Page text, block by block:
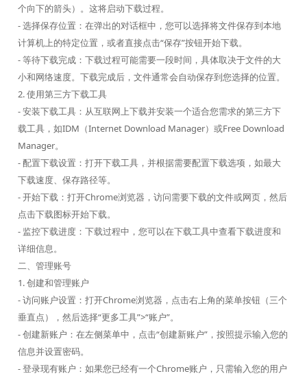
个向下的箭头）。这将启动下载过程。
- 选择保存位置：在弹出的对话框中，您可以选择将文件保存到本地
计算机上的特定位置，或者直接点击“保存”按钮开始下载。
- 等待下载完成：下载过程可能需要一段时间，具体取决于文件的大
小和网络速度。下载完成后，文件通常会自动保存到您选择的位置。
2. 使用第三方下载工具
- 安装下载工具：从互联网上下载并安装一个适合您需求的第三方下
载工具，如IDM（Internet Download Manager）或Free Download
Manager。
- 配置下载设置：打开下载工具，并根据需要配置下载选项，如最大
下载速度、保存路径等。
- 开始下载：打开Chrome浏览器，访问需要下载的文件或网页，然后
点击下载图标开始下载。
- 监控下载进度：下载过程中，您可以在下载工具中查看下载进度和
详细信息。
二、管理账号
1. 创建和管理账户
- 访问账户设置：打开Chrome浏览器，点击右上角的菜单按钮（三个
垂直点），然后选择“更多工具”>“账户”。
- 创建新账户：在左侧菜单中，点击“创建新账户”，按照提示输入您的
信息并设置密码。
- 登录现有账户：如果您已经有一个Chrome账户，只需输入您的用户